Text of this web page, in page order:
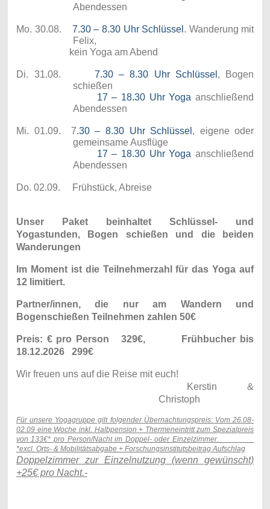
Abendessen
Mo. 30.08. 7.30 – 8.30 Uhr Schlüssel . Wanderung mit
Felix,
kein Yoga am Abend
Di. 31.08. 7.30 – 8.30 Uhr Schlüssel , Bogen
schießen
17 – 18.30 Uhr Yoga anschließend
Abendessen
Mi. 01.09. 7.30 – 8.30 Uhr Schlüssel , eigene oder
gemeinsame Ausflüge
17 – 18.30 Uhr Yoga anschließend
Abendessen
Do. 02.09. Frühstück, Abreise
Unser Paket beinhaltet Schlüssel- und
Yogastunden, Bogen schießen und die beiden
Wanderungen
Im Moment ist die Teilnehmerzahl für das Yoga auf
12 limitiert.
Partner/innen, die nur am Wandern und
Bogenschießen Teilnehmen zahlen 50€
Preis: € pro Person 329€, Frühbucher bis
18.12.2026 299€
Wir freuen uns auf die Reise mit euch!
Kerstin &
Christoph
Für unsere Yogagruppe gilt folgender Übernachtungspreis: Vom 26.08-
02.09 eine Woche inkl. Halbpension + Thermeneintritt zum Spezialpreis
von 133€* pro Person/Nacht im Doppel- oder Einzelzimmer.
*excl. Orts- & Mobilitätsabgabe + Forschungsinstitutsbeitrag Aufschlag
Doppelzimmer zur Einzelnutzung (wenn gewünscht)
+25€ pro Nacht.-